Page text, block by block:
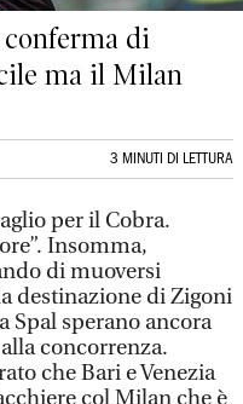
di
ma il Milan
3 MINUTI DI LETTURA
per il Cobra.
Insomma,
di muoversi
destinazione di Zigoni
Spal sperano ancora
concorrenza.
che Bari e Venezia
col Milan che è